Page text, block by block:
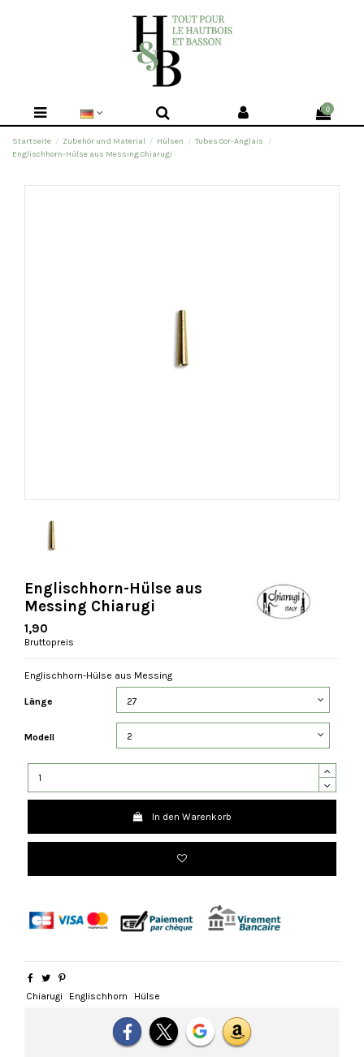
0
Startseite Zubehör und Material Hülsen
Tubes Cor-Anglais
Englischhorn-Hülse aus Messing Chiarugi
Englischhorn-Hülse aus
Messing Chiarugi
1,90
Bruttopreis
Englischhorn-Hülse aus Messing
Länge
Modell
In den Warenkorb
Chiarugi Englischhorn Hülse